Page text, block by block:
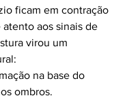
ficam em contração
aos sinais de
virou um
na base do
ombros.